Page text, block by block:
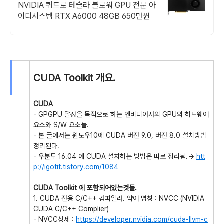
NVIDIA 쿼드로 테슬라 블로워 GPU 전문 아
이디시스템 RTX A6000 48GB 650만원
CUDA Toolkit 개요.
CUDA
- GPGPU 달성을 목적으로 하는 엔비디아사의 GPU의 하드웨어
요소와 S/W 요소들.
- 본 글에서는 윈도우10에 CUDA 버전 9.0, 버전 8.0 설치방법
정리된다.
- 우분투 16.04 에 CUDA 설치하는 방법은 따로 정리됨.-> htt
p://igotit.tistory.com/1084
CUDA Toolkit 에 포함되어있는것들.
1. CUDA 전용 C/C++ 컴파일러. 약어 명칭 : NVCC (NVIDIA
CUDA C/C++ Complier)
- NVCC상세 : https://developer.nvidia.com/cuda-llvm-c